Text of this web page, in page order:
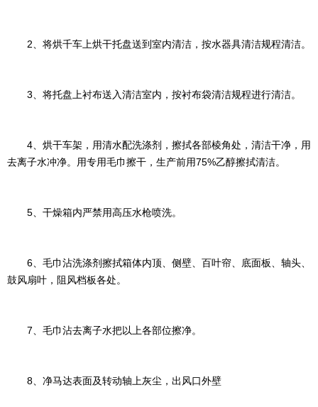
2、将烘千车上烘干托盘送到室内清洁，按水器具清洁规程清洁。
3、将托盘上衬布送入清洁室内，按衬布袋清洁规程进行清洁。
4、烘干车架，用清水配洗涤剂，擦拭各部棱角处，清洁干净，用
去离子水冲净。用专用毛巾擦干，生产前用75%乙醇擦拭清洁。
5、干燥箱内严禁用高压水枪喷洗。
6、毛巾沾洗涤剂擦拭箱体内顶、侧壁、百叶帘、底面板、轴头、
鼓风扇叶，阻风档板各处。
7、毛巾沾去离子水把以上各部位擦净。
8、净马达表面及转动轴上灰尘，出风口外壁